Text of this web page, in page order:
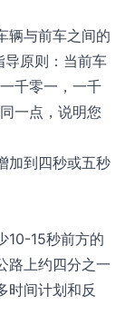
辆与前车之间的
导原则：当前车
千零一，一千
一点，说明您
加到四秒或五秒
10-15秒前方的
路上约四分之一
时间计划和反